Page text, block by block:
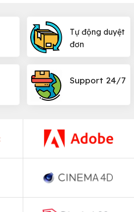
Tự động duyệt
đơn
Support 24/7